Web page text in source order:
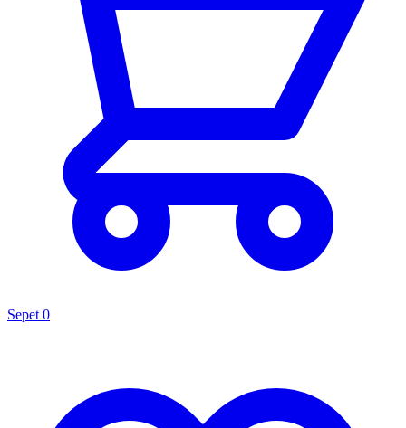
Sepet 0